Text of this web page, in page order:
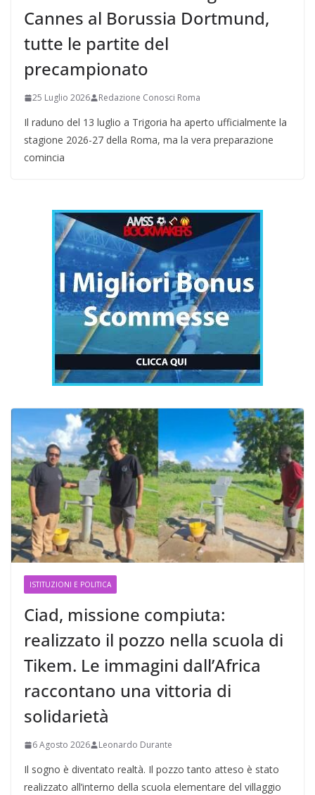
Cannes al Borussia Dortmund,
tutte le partite del
precampionato
25 Luglio 2026 Redazione Conosci Roma
Il raduno del 13 luglio a Trigoria ha aperto ufficialmente la
stagione 2026-27 della Roma, ma la vera preparazione
comincia
ISTITUZIONI E POLITICA
Ciad, missione compiuta:
realizzato il pozzo nella scuola di
Tikem. Le immagini dall’Africa
raccontano una vittoria di
solidarietà
6 Agosto 2026 Leonardo Durante
Il sogno è diventato realtà. Il pozzo tanto atteso è stato
realizzato all’interno della scuola elementare del villaggio